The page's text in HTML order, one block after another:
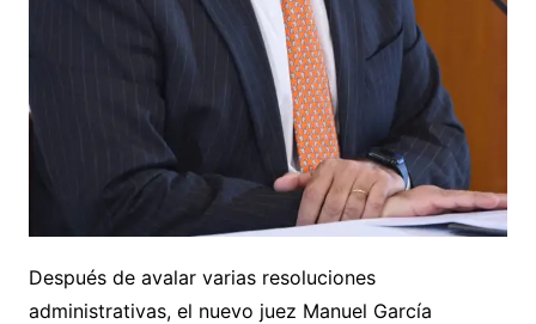
Después de avalar varias resoluciones
administrativas, el nuevo juez Manuel García